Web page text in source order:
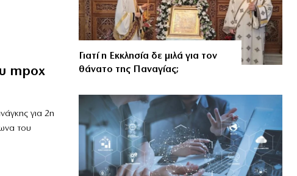
mpox
για 2η
του
Γιατί η Εκκλησία δε μιλά για τον
θάνατο της Παναγίας;